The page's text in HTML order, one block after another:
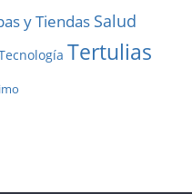
y Tiendas Salud
Tertulias